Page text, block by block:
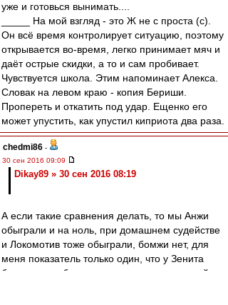
уже и готовься вынимать....
_____ На мой взгляд - это Ж не с проста (с).
Он всё время контролирует ситуацию, поэтому
открывается во-время, легко принимает мяч и
даёт острые скидки, а то и сам пробивает.
Чувствуется школа. Этим напоминает Алекса.
Словак на левом краю - копия Бериши.
Пропереть и откатить под удар. Ещенко его
может упустить, как упустил киприота два раза.
chedmi86 -
30 сен 2016 09:09
Dikay89 » 30 сен 2016 08:19
А если такие сравнения делать, то мы Анжи
обыграли и на ноль, при домашнем судействе
и Локомотив тоже обыграли, бомжи нет, для
меня показатель только один, что у Зенита
большие проблемы с командами с хорошей